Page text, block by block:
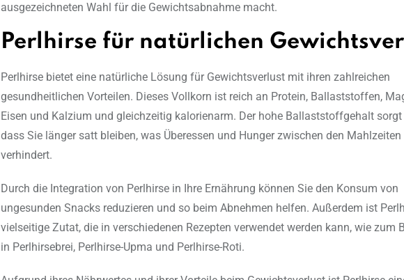
ausgezeichneten Wahl für die Gewichtsabnahme macht.
Perlhirse für natürlichen
Perlhirse bietet eine natürliche Lösung für Gewichtsverlust mit ihren zahlreichen
gesundheitlichen Vorteilen. Dieses Vollkorn ist reich an Protein, Ballaststoffen,
Eisen und Kalzium und gleichzeitig kalorienarm. Der hohe Ballaststoffgehalt sorgt
dass Sie länger satt bleiben, was Überessen und Hunger zwischen den Mahlzeiten
verhindert.
Durch die Integration von Perlhirse in Ihre Ernährung können Sie den Konsum von
ungesunden Snacks reduzieren und so beim Abnehmen helfen. Außerdem ist
vielseitige Zutat, die in verschiedenen Rezepten verwendet werden kann, wie zum
in Perlhirsebrei, Perlhirse-Upma und Perlhirse-Roti.